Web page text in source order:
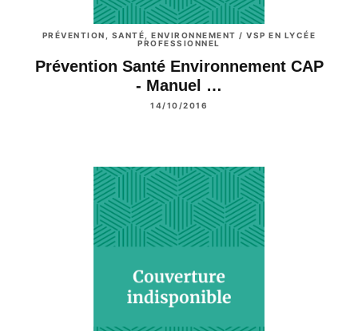
PRÉVENTION, SANTÉ, ENVIRONNEMENT / VSP EN LYCÉE
PROFESSIONNEL
Prévention Santé Environnement CAP
- Manuel …
14/10/2016